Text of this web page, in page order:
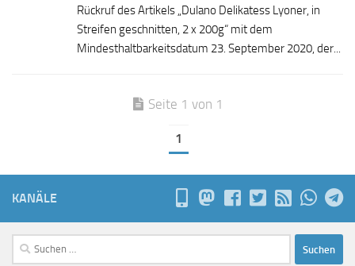
Rückruf des Artikels „Dulano Delikatess Lyoner, in
Streifen geschnitten, 2 x 200g“ mit dem
Mindesthaltbarkeitsdatum 23. September 2020, der...
Seite 1 von 1
1
KANÄLE
Suchen
nach: